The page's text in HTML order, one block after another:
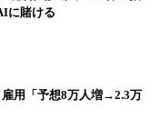
に賭ける
雇用「予想8万人増→2.3万